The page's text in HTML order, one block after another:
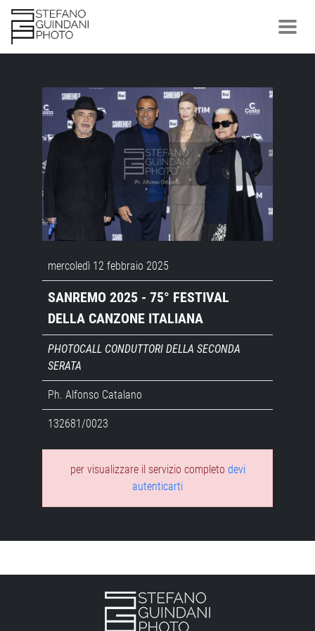
mercoledì 12 febbraio 2025
SANREMO 2025 - 75° FESTIVAL
DELLA CANZONE ITALIANA
PHOTOCALL CONDUTTORI DELLA SECONDA
SERATA
Ph. Alfonso Catalano
132681/0023
per visualizzare il servizio completo devi
autenticarti